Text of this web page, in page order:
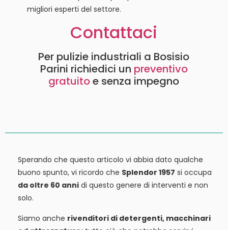
migliori esperti del settore.
Contattaci
Per pulizie industriali a Bosisio
Parini richiedici un preventivo
gratuitoe senza impegno
Sperando che questo articolo vi abbia dato qualche
buono spunto, vi ricordo che Splendor 1957 si occupa
da oltre 60 anni di questo genere di interventi e non
solo.
Siamo anche rivenditori di detergenti, macchinari